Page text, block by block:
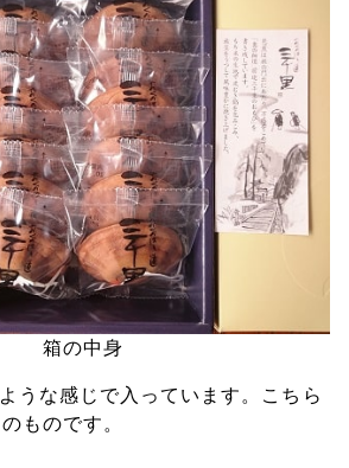
箱の中身
うな感じで入っています。こちら
ものです。